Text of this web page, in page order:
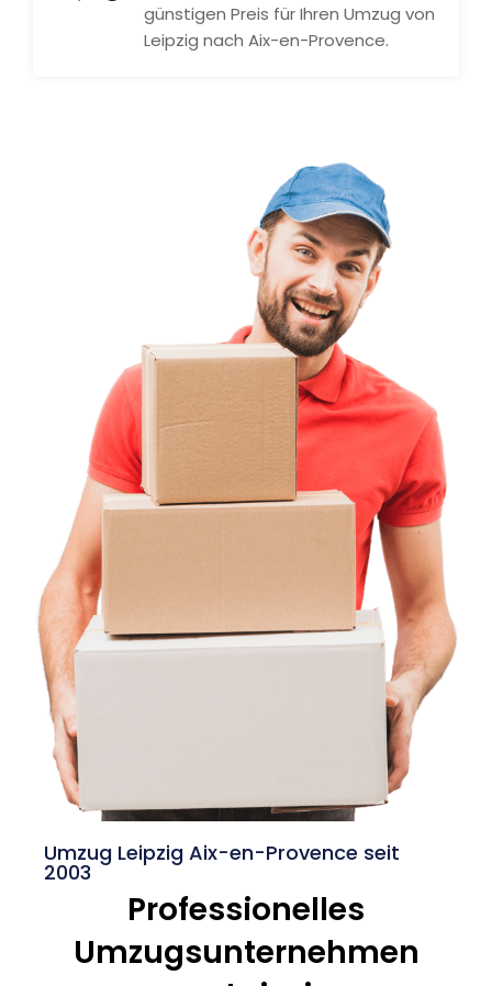
günstigen Preis für Ihren Umzug von
Leipzig nach Aix-en-Provence.
Umzug Leipzig Aix-en-Provence seit
2003
Professionelles
Umzugsunternehmen